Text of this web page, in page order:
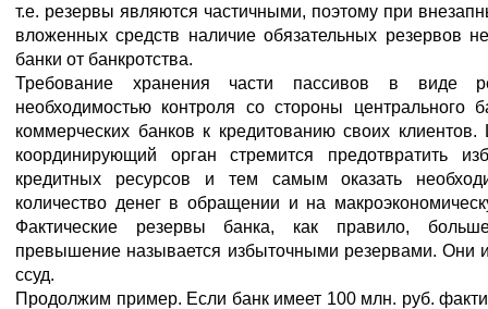
т.е. резервы являются частичными, поэтому при
вложенных средств наличие обязательных резервов
банки от банкротства.
Требование хранения части пассивов в виде
необходимостью контроля со стороны центрального
коммерческих банков к кредитованию своих
координирующий орган стремится предотвратить
кредитных ресурсов и тем самым оказать
количество денег в обращении и на
Фактические резервы банка, как правило,
превышение называется избыточными резервами. Они
ссуд.
Продолжим пример. Если банк имеет 100 млн. руб.